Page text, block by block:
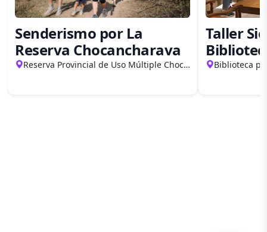
Senderismo por La
Reserva Chocancharava
Reserva Provincial de Uso Múltiple Chocancharava
Taller
Biblioteca